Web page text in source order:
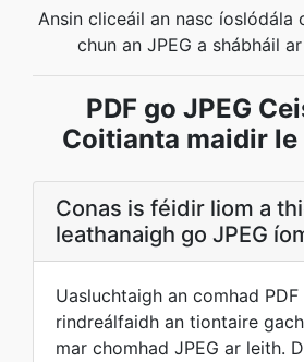
Ansin cliceáil an nasc íoslódála
chun an JPEG a shábháil
PDF go JPEG
Coitianta maidir le
Conas is féidir liom a
leathanaigh go JPEG
Uasluchtaigh an comhad PDF
rindreálfaidh an tiontaire
mar chomhad JPEG ar leith.